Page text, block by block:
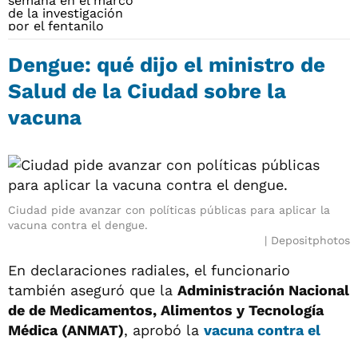
Dengue: qué dijo el ministro de
Salud de la Ciudad sobre la
vacuna
Ciudad pide avanzar con políticas públicas para aplicar la
vacuna contra el dengue.
Depositphotos
En declaraciones radiales, el funcionario
también aseguró que la Administración Nacional
de de Medicamentos, Alimentos y Tecnología
Médica (ANMAT), aprobó la vacuna contra el